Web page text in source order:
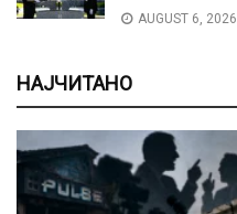
AUGUST 6, 2026
НАЈЧИТАНО